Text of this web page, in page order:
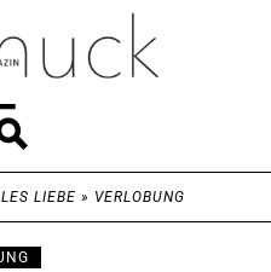
LIEBE » VERLOBUNG